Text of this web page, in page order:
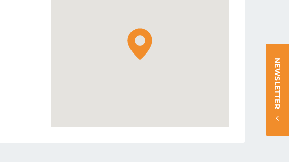
NEWSLETTER